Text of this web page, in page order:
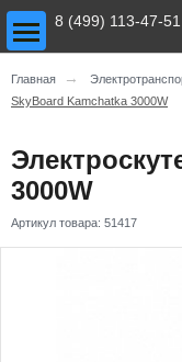
8 (499) 113-47-51
Toggle main menu
Главная →
SkyBoard Kamchatka 3000W
3000W
Артикул товара: 51417